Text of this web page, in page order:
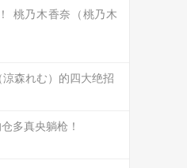
桃乃木香奈（桃乃木
森れむ）的四大绝招
多真央躺枪！